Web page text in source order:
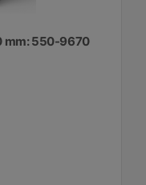
mm: 550-9670